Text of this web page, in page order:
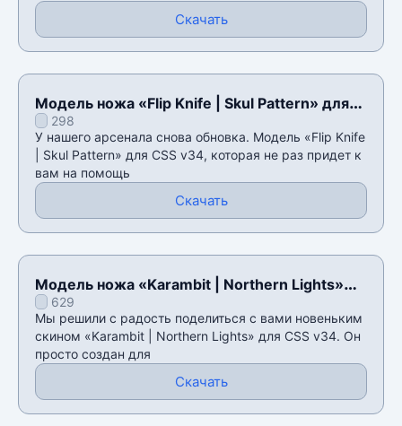
Скачать
Модель ножа «Flip Knife | Skul Pattern» для
CSS v34
298
У нашего арсенала снова обновка. Модель «Flip Knife
| Skul Pattern» для CSS v34, которая не раз придет к
вам на помощь
Скачать
Модель ножа «Karambit | Northern Lights»
для CSS v34
629
Мы решили с радость поделиться с вами новеньким
скином «Karambit | Northern Lights» для CSS v34. Он
просто создан для
Скачать